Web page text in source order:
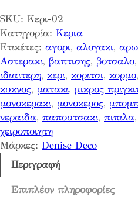
τ
ι
κ
ο
κ
ε
ρ
ι
α
ρ
ο
SKU: Κερι-02
Κατηγορία: Κερια
Ετικέτες: αγορι, αλογακι,
Αστερακι, βαπτισης, βοτσαλο,
ιδιαιτερη, κερι, κοριτσι, κορμο,
κυκνος, ματακι, μικρος
μονοκερακι, μονοκερος,
νεραιδα, παπουτσακι, πιπιλα,
χειροποιητη
Μάρκες: Denise Deco
Περιγραφή
Επιπλέον πληροφορίες